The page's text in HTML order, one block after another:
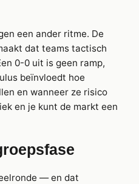
een ander ritme. De
dat teams tactisch
0-0 uit is geen ramp,
beïnvloedt hoe
en wanneer ze risico
en je kunt de markt een
— en dat